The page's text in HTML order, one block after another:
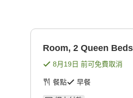
Room, 2 Queen
8月19日 前可免費取消
餐點 早餐